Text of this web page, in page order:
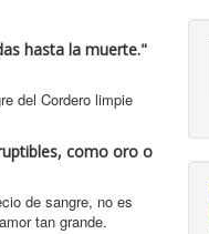
hasta la muerte."
del Cordero limpie
como oro o
de sangre, no es
tan grande.